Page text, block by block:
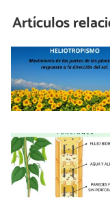
Artículos